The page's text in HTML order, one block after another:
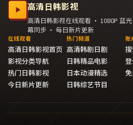
高清日韩影视
高清日韩影视在线观看 · 1080P 蓝
幕同步 · 每日新片更新
在线观看
高清日韩影视首页
影视分类导航
热门日韩影视
今日新片更新
热门频道
高清韩剧日剧
日韩精品电影
日本动漫精选
日韩综艺节目
账